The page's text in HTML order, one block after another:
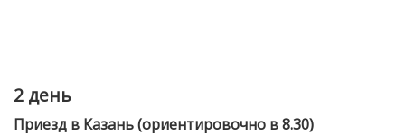
2 день
Приезд в Казань (ориентировочно в 8.30)